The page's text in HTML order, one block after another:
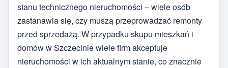
stanu technicznego nieruchomości – wiele osób
zastanawia się, czy muszą przeprowadzać remonty
przed sprzedażą. W przypadku skupu mieszkań i
domów w Szczecinie wiele firm akceptuje
nieruchomości w ich aktualnym stanie, co znacznie